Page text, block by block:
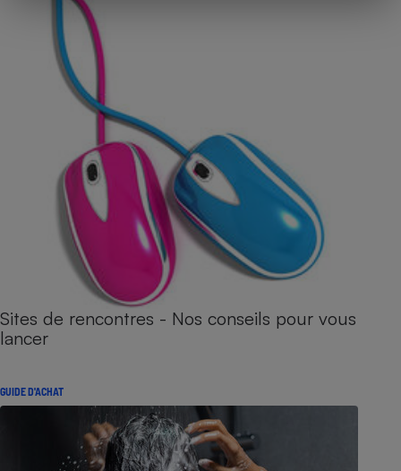
Sites de rencontres - Nos conseils pour vous
lancer
GUIDE D'ACHAT